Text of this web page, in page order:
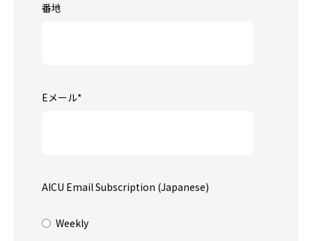
番地
Eメール*
AICU Email Subscription (Japanese)
Weekly